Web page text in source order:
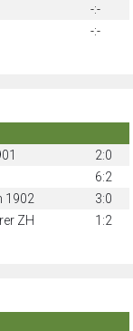
-:-
-:-
2:0
6:2
1902
3:0
ZH 1:2